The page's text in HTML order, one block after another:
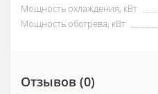
Мощность охлаждения, кВт
Мощность обогрева, кВт
Отзывов (0)